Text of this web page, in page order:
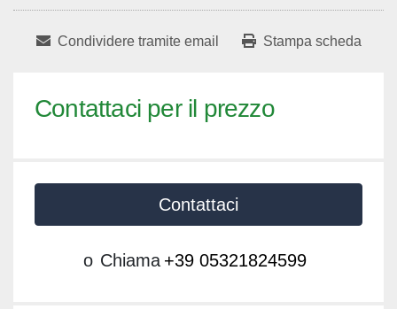
Condividere tramite email Stampa scheda
Contattaci per il prezzo
Contattaci
o Chiama +39 05321824599